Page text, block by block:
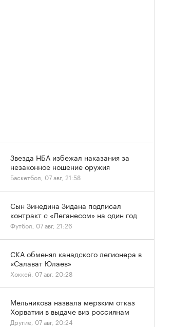
Звезда НБА избежал наказания за
незаконное ношение оружия
Баскетбол, 07 авг, 21:58
Сын Зинедина Зидана подписал
контракт с «Леганесом» на один год
Футбол, 07 авг, 21:26
СКА обменял канадского легионера в
«Салават Юлаев»
Хоккей, 07 авг, 20:28
Мельникова назвала мерзким отказ
Хорватии в выдаче виз россиянам
Другие, 07 авг, 20:24